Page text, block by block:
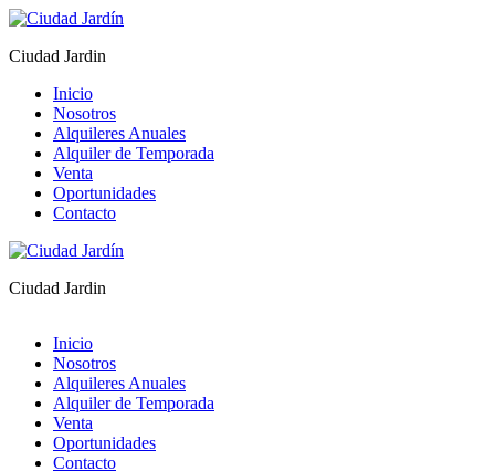
Ciudad Jardin
Inicio
Nosotros
Alquileres Anuales
Alquiler de Temporada
Venta
Oportunidades
Contacto
Ciudad Jardin
Inicio
Nosotros
Alquileres Anuales
Alquiler de Temporada
Venta
Oportunidades
Contacto